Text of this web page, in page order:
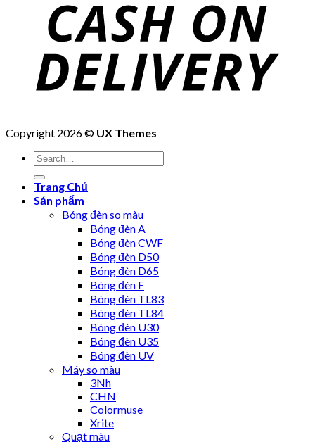
Copyright 2026 © UX Themes
Trang Chủ
Sản phẩm
Bóng đèn so màu
Bóng đèn A
Bóng đèn CWF
Bóng đèn D50
Bóng đèn D65
Bóng đèn F
Bóng đèn TL83
Bóng đèn TL84
Bóng đèn U30
Bóng đèn U35
Bóng đèn UV
Máy so màu
3Nh
CHN
Colormuse
Xrite
Quạt màu